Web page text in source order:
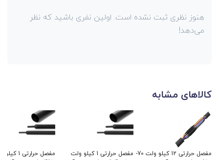
هنوز نظری ثبت نشده است. اولین نفری باشید که نظر
می‌دهد!
کالاهای مشابه
مفصل حرارتی 12 کیلو ولت 70-
مفصل حرارتی 1 کیلو ولت